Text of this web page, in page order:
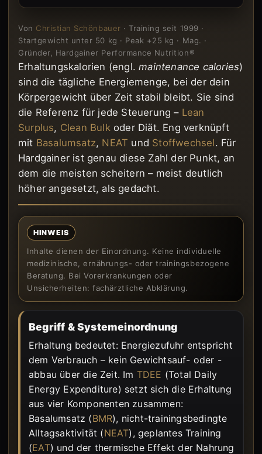
Von Christian Schönbauer · Training seit 1999 ·
Startgewicht unter 50 kg · Peak +25 kg · Mag. ·
Gründer, Hardgainer Performance Nutrition®
Erhaltungskalorien (engl.maintenance calories)
sind die tägliche Energiemenge, bei der dein
Körpergewicht über Zeit stabil bleibt. Sie sind
die Referenz für jede Steuerung – Lean
Surplus, Clean Bulkoder Diät. Eng verknüpft
mit Basalumsatz, NEAT und Stoffwechsel. Für
Hardgainer ist genau diese Zahl der Punkt, an
dem die meisten scheitern – meist deutlich
höher angesetzt, als gedacht.
HINWEIS
Inhalte dienen der Einordnung. Keine individuelle
medizinische, ernährungs- oder trainingsbezogene
Beratung. Bei Vorerkrankungen oder
Unsicherheiten: fachärztliche Abklärung.
Begriff & Systemeinordnung
Erhaltung bedeutet: Energiezufuhr entspricht
dem Verbrauch – kein Gewichtsauf- oder -
abbau über die Zeit. Im TDEE (Total Daily
Energy Expenditure) setzt sich die Erhaltung
aus vier Komponenten zusammen:
Basalumsatz (BMR), nicht-trainingsbedingte
Alltagsaktivität (NEAT), geplantes Training
(EAT) und der thermische Effekt der Nahrung